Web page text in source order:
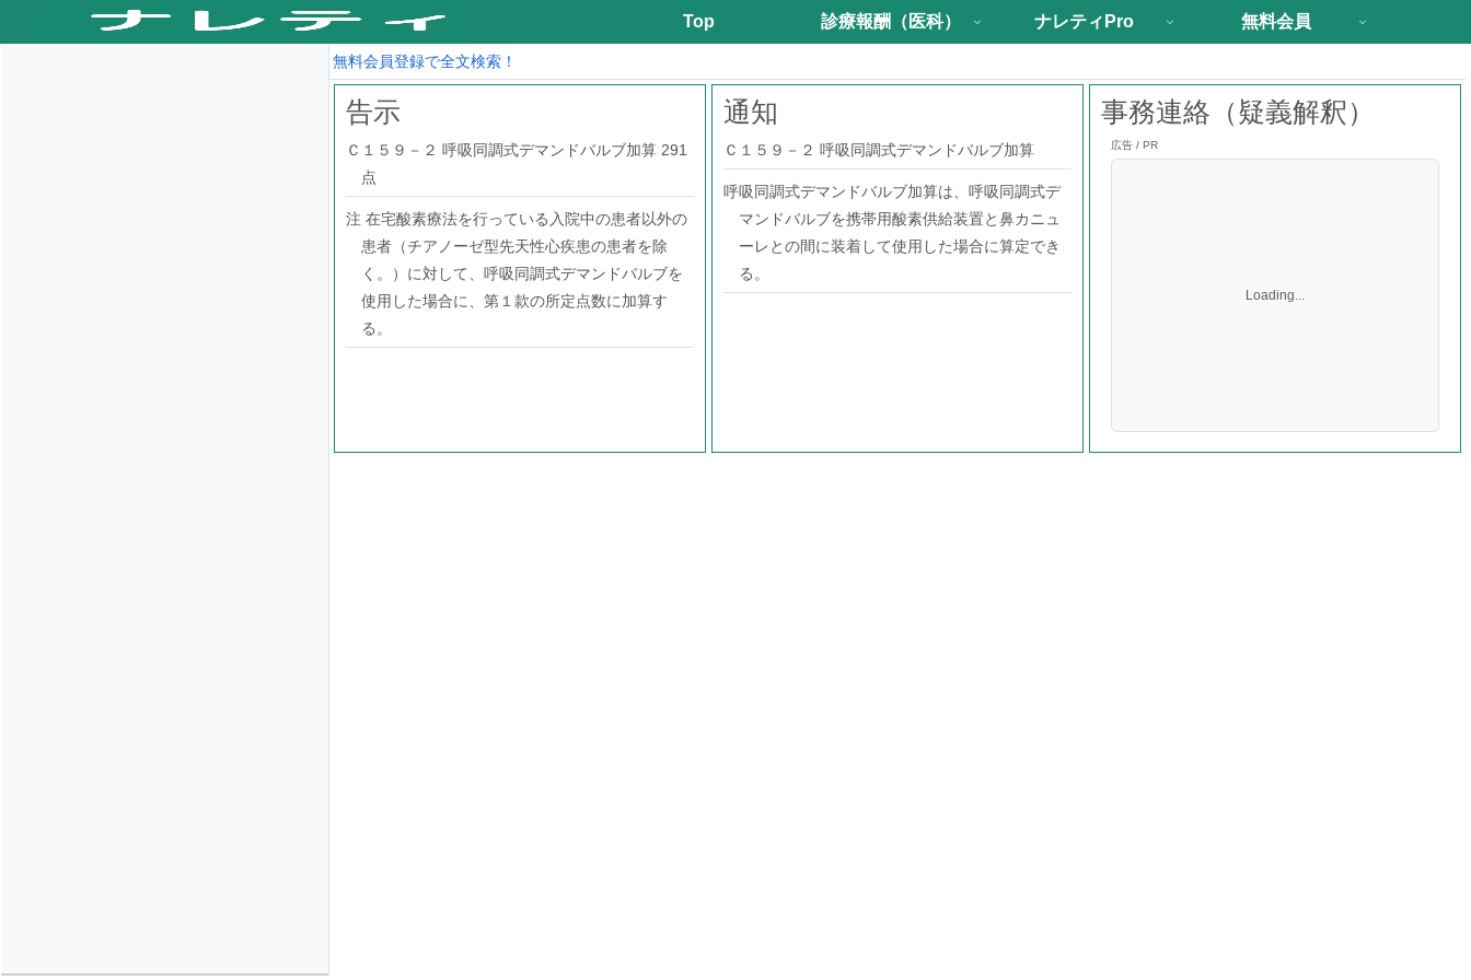
Top 診療報酬（医科） ナレティPro 無料会員
無料会員登録で全文検索！
告示
Ｃ１５９－２ 呼吸同調式デマンドバルブ加算 291
点
注 在宅酸素療法を行っている入院中の患者以外の
患者（チアノーゼ型先天性心疾患の患者を除
く。）に対して、呼吸同調式デマンドバルブを
使用した場合に、第１款の所定点数に加算す
る。
通知
Ｃ１５９－２ 呼吸同調式デマンドバルブ加算
呼吸同調式デマンドバルブ加算は、呼吸同調式デ
マンドバルブを携帯用酸素供給装置と鼻カニュ
ーレとの間に装着して使用した場合に算定でき
る。
事務連絡（疑義解釈）
広告 / PR
Loading...